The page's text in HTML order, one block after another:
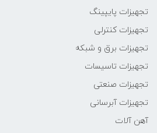
تجهیزات پایپینگ
تجهیزات کنترلی
تجهیزات برق و شبکه
تجهیزات تاسیسات
تجهیزات صنعتی
تجهیزات آبرسانی
آهن آلات